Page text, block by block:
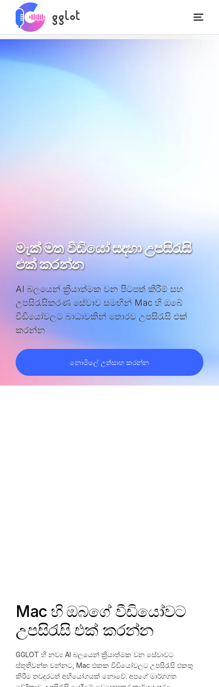
මැක් මත වීඩියෝ සඳහා උපසිරැසි
එක් කරන්න
AI බලයෙන් ක්‍රියාත්මක වන පිටපත් කිරීම් සහ
උපසිරැසිකරණ සේවාව සමඟින් Mac හි ඔබේ
වීඩියෝවලට බාධාවකින් තොරව උපසිරැසි එක්
කරන්න
නොමිලේ උත්සාහ කරන්න
Mac හි ඔබගේ වීඩියෝවට
උපසිරැසි එක් කරන්න
GGLOT හි නව්‍ය AI බලයෙන් ක්‍රියාත්මක වන සේවාවට
ස්තූතිවන්ත වන්නට, Mac එකක වීඩියෝවලට උපසිරැසි එකතු
කිරීම තවදුරටත් අභියෝගයක් නොවේ. අපගේ මාර්ගගත